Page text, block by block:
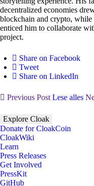
decentralized economies
blockchain and crypto,
enticed him to collaborate
project.
Share on Facebook
Tweet
Share on LinkedIn
Previous Post Lese alles
Explore Cloak
Donate for CloakCoin
CloakWiki
Learn
Press Releases
Get Involved
PressKit
GitHub